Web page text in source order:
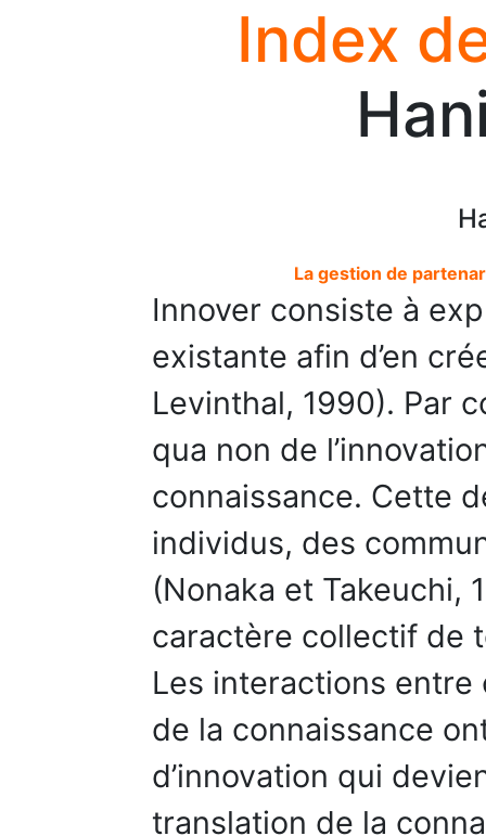
Index
La gestion de
Innover consiste à
existante afin d’en
Levinthal, 1990). Par
qua non de
connaissance. Cette
individus, des
(Nonaka et Takeuchi,
caractère collectif de
Les interactions
de la connaissance
d’innovation qui
translation de la